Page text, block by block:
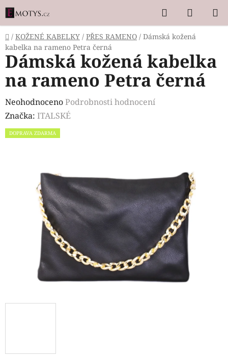
Přejít
na
obsah
Hledat
KOŠÍK
Domů
/ KOŽENÉ KABELKY / PŘES RAMENO / Dámská kožená
kabelka na rameno Petra černá
Dámská kožená kabelka
na rameno Petra černá
Průměrné
hodnocení
produktu
hvězdiček.
NeohodnocenoPodrobnosti hodnocení
Značka: ITALSKÉ
DOPRAVA ZDARMA